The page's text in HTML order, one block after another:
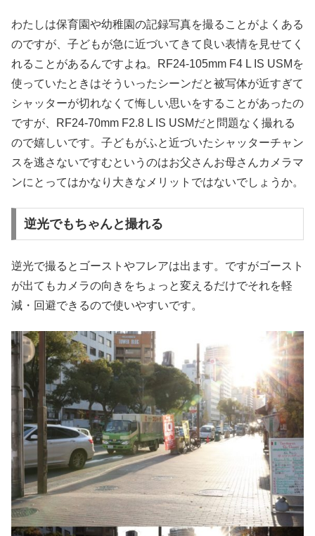
わたしは保育園や幼稚園の記録写真を撮ることがよくある
のですが、子どもが急に近づいてきて良い表情を見せてく
れることがあるんですよね。RF24-105mm F4 L IS USMを
使っていたときはそういったシーンだと被写体が近すぎて
シャッターが切れなくて悔しい思いをすることがあったの
ですが、RF24-70mm F2.8 L IS USMだと問題なく撮れる
ので嬉しいです。子どもがふと近づいたシャッターチャン
スを逃さないですむというのはお父さんお母さんカメラマ
ンにとってはかなり大きなメリットではないでしょうか。
逆光でもちゃんと撮れる
逆光で撮るとゴーストやフレアは出ます。ですがゴースト
が出てもカメラの向きをちょっと変えるだけでそれを軽
減・回避できるので使いやすいです。